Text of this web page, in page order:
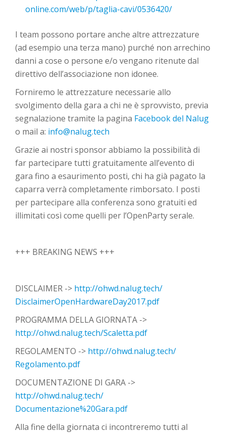
online.com/web/p/taglia-cavi/0536420/
I team possono portare anche altre attrezzature
(ad esempio una terza mano) purché non arrechino
danni a cose o persone e/o vengano ritenute dal
direttivo dell’associazione non idonee.
Forniremo le attrezzature necessarie allo
svolgimento della gara a chi ne è sprovvisto, previa
segnalazione tramite la pagina Facebook del Nalug
o mail a: info@nalug.tech
Grazie ai nostri sponsor abbiamo la possibilità di
far partecipare tutti gratuitamente all’evento di
gara fino a esaurimento posti, chi ha già pagato la
caparra verrà completamente rimborsato. I posti
per partecipare alla conferenza sono gratuiti ed
illimitati così come quelli per l’OpenParty serale.
+++ BREAKING NEWS +++
DISCLAIMER -> http://ohwd.nalug.tech/
DisclaimerOpenHardwareDay2017.pdf
PROGRAMMA DELLA GIORNATA ->
http://ohwd.nalug.tech/Scaletta.pdf
REGOLAMENTO -> http://ohwd.nalug.tech/
Regolamento.pdf
DOCUMENTAZIONE DI GARA ->
http://ohwd.nalug.tech/
Documentazione%20Gara.pdf
Alla fine della giornata ci incontreremo tutti al